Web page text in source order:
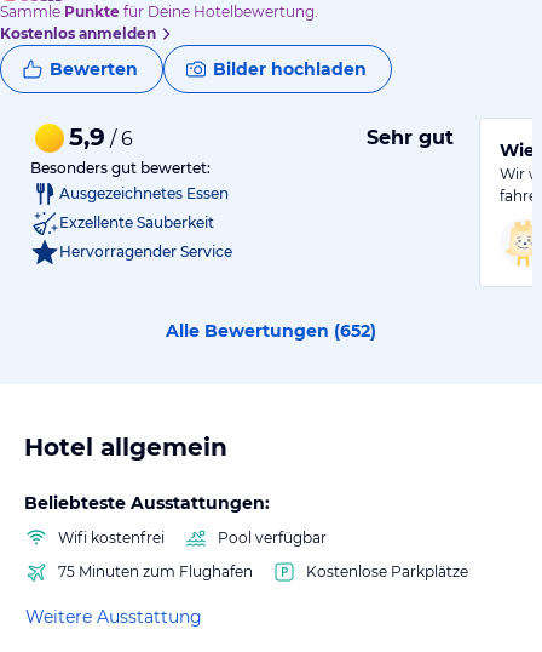
Sammle Punkte für Deine Hotelbewertung.
Kostenlos anmelden
Bewerten Bilder hochladen
5,9 / 6 Sehr gut
Besonders gut bewertet:
Ausgezeichnetes Essen
Exzellente Sauberkeit
Hervorragender Service
Wir
Alle Bewertungen (652)
Hotel allgemein
Beliebteste Ausstattungen:
Wifi kostenfrei
Pool verfügbar
75 Minuten zum Flughafen
Kostenlose Parkplätze
Weitere Ausstattung